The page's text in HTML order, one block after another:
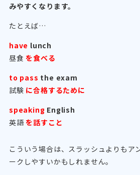
みやすくなります。
たとえば…
have lunch
昼食を食べる
to pass the exam
試験 に合格するために
speaking English
英語を話すこと
こういう場合は、スラッシュよりもア
ークしやすいかもしれません。